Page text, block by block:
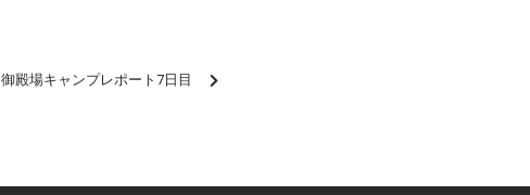
御殿場キャンプレポート7日目